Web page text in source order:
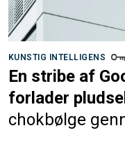
KUNSTIG INTELLIGENS
En stribe af
forlader
chokbølge